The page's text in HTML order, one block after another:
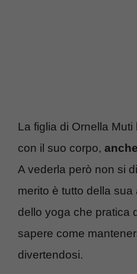
La figlia di Ornella
con il suo corpo,
A vederla però non si
merito è tutto della
dello yoga che pratica
sapere come
divertendosi.